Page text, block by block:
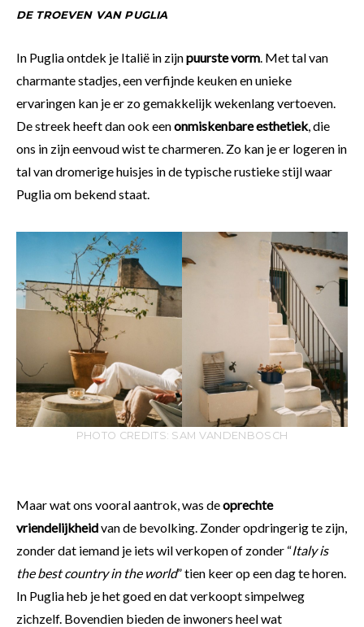
DE TROEVEN VAN PUGLIA
In Puglia ontdek je Italië in zijnpuurste vorm . Met tal van
charmante stadjes, een verfijnde keuken en unieke
ervaringen kan je er zo gemakkelijk wekenlang vertoeven.
De streek heeft dan ook eenonmiskenbare esthetiek, die
ons in zijn eenvoud wist te charmeren. Zo kan je er logeren in
tal van dromerige huisjes in de typische rustieke stijl waar
Puglia om bekend staat.
PHOTO CREDITS: SAM VANDENBOSCH
Maar wat ons vooral aantrok, was deoprechte
vriendelijkheidvan de bevolking. Zonder opdringerig te zijn,
zonder dat iemand je iets wil verkopen of zonder “Italy is
the best country in the world” tien keer op een dag te horen.
In Puglia heb je het goed en dat verkoopt simpelweg
zichzelf. Bovendien bieden de inwoners heel wat